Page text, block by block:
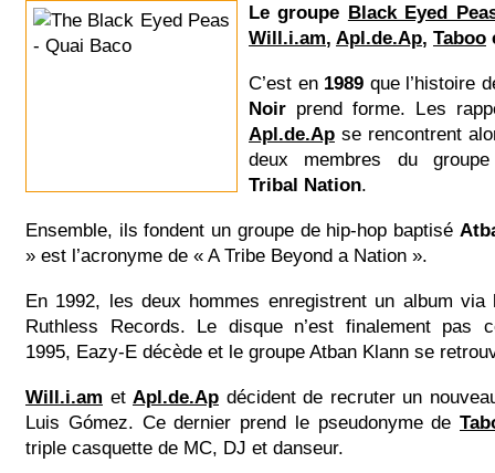
Le groupe Black Eyed
Will.i.am, Apl.de.Ap, Taboo
C’est en 1989 que l’histoire
Noir prend forme. Les
Apl.de.Ap se rencontrent
deux membres du
Tribal Nation.
Ensemble, ils fondent un groupe de hip-hop baptisé
» est l’acronyme de « A Tribe Beyond a Nation ».
En 1992, les deux hommes enregistrent un album via
Ruthless Records. Le disque n’est finalement pas
1995, Eazy-E décède et le groupe Atban Klann se
Will.i.am et Apl.de.Ap décident de recruter un
Luis Gómez. Ce dernier prend le pseudonyme de
triple casquette de MC, DJ et danseur.